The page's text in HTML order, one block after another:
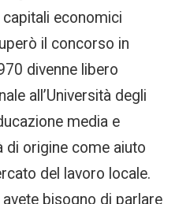
economici
il concorso in
divenne libero
all’Università degli
media e
di origine come aiuto
del lavoro locale.
bisogno di parlare